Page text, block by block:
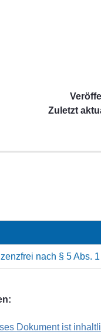
Zuletzt
nach § 5 Abs.
➔Dieses Dokument ist